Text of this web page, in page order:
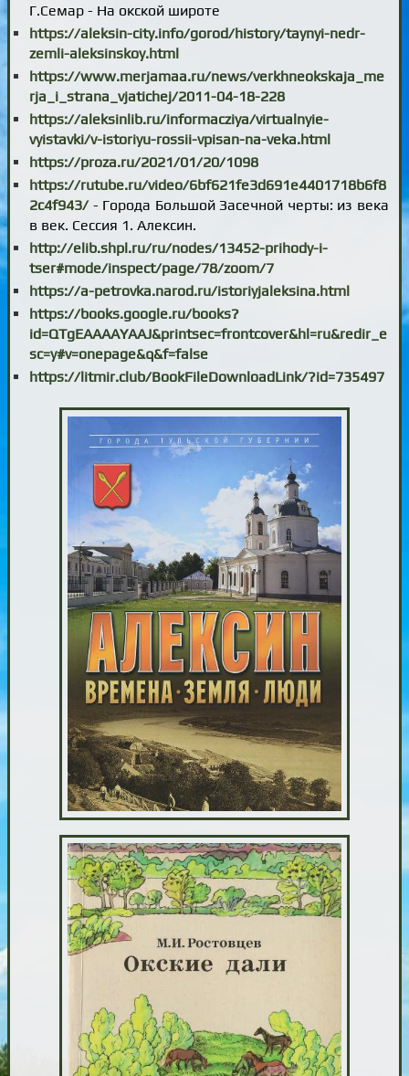
Г.Семар - На окской широте
https://aleksin-city.info/gorod/history/taynyi-nedr-
zemli-aleksinskoy.html
https://www.merjamaa.ru/news/verkhneokskaja_me
rja_i_strana_vjatichej/2011-04-18-228
https://aleksinlib.ru/informacziya/virtualnyie-
vyistavki/v-istoriyu-rossii-vpisan-na-veka.html
https://proza.ru/2021/01/20/1098
https://rutube.ru/video/6bf621fe3d691e4401718b6f8
2c4f943/- Города Большой Засечной черты: из века
в век. Сессия 1. Алексин.
http://elib.shpl.ru/ru/nodes/13452-prihody-i-
tser#mode/inspect/page/78/zoom/7
https://a-petrovka.narod.ru/istoriyjaleksina.html
https://books.google.ru/books?
id=QTgEAAAAYAAJ&printsec=frontcover&hl=ru&redir_e
sc=y#v=onepage&q&f=false
https://litmir.club/BookFileDownloadLink/?id=735497